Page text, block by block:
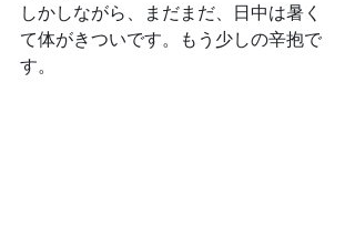
しかしながら、まだまだ、日中は暑く
て体がきついです。もう少しの辛抱で
す。